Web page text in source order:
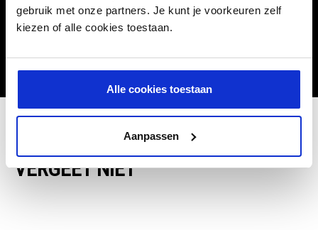
gebruik met onze partners. Je kunt je voorkeuren zelf
kiezen of alle cookies toestaan.
Alle cookies toestaan
Aanpassen
VERGEET NIET